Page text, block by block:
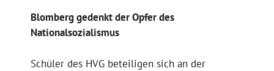
Blomberg gedenkt der Opfer des
Nationalsozialismus
Schüler des HVG beteiligen sich an der